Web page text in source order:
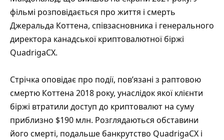
фільмі розповідається про життя і смерть
Джеральда Коттена, співзасновника і генерального
директора канадської криптовалютної біржі
QuadrigaCX.
Стрічка оповідає про події, пов’язані з раптовою
смертю Коттена 2018 року, унаслідок якої клієнти
біржі втратили доступ до криптовалют на суму
приблизно $190 млн. Розглядаються обставини
його смерті, подальше банкрутство QuadrigaCX і